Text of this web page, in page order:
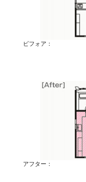
ビフォア：
アフター：